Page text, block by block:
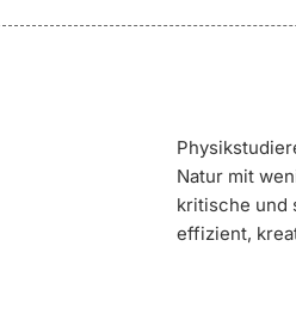
Natur mit
kritische und
effizient,